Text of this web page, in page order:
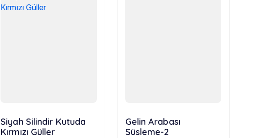
Siyah Silindir Kutuda
Kırmızı Güller
Gelin Arabası
Süsleme-2